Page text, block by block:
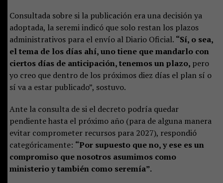
Consultada sobre si la publicación era una decisión ya
adoptada, la seremi indicó que solo restan los plazos
administrativos para el envío al Diario Oficial. “Sí, o sea,
el tema de los días ahí, uno tiene que mandarlo con
ciertos días de anticipación, tenemos un plazo, pero
yo creo que dentro de los próximos diez días el plan sí o
sí va a estar publicado”, sostuvo.
Ante la consulta de si el decreto podría quedar
pendiente hasta el próximo año (para de alguna manera
evitar comprometer recursos para 2027), respondió
categóricamente: “Por supuesto que no, y ese es un
compromiso que nosotros asumimos como
ministerio y también como seremía”.